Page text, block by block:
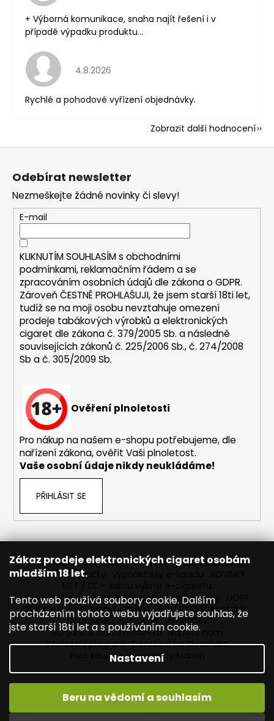
Zákaz prodeje elektronických cigaret osobám
mladším 18 let.
Tento web používá soubory cookie. Dalším
procházením tohoto webu vyjadřujete souhlas, že
jste starší 18ti let a s používáním cookie.
Nastavení
Beru na vědomí a souhlasím
+ Výborná komunikace, snaha najít řešení i v
případě výpadku produktu...
Hodnocení obchodu je 5 z 5 hvězdiček.
4.8.2026
Rychlé a pohodové vyřízení objednávky.
Zobrazit další hodnocení
Odebírat newsletter
Nezmeškejte žádné novinky či slevy!
E-mail
KLIKNUTÍM SOUHLASÍM s obchodními
podmínkami,reklamačním řádem a se
zpracováním osobních údajů dle zákona oGDPR.
Zároveň ČESTNĚ PROHLAŠUJI, že jsem starší 18ti let,
tudíž se na moji osobu nevztahuje omezení
prodeje tabákových výrobků a elektronických
cigaret dle zákona č. 379/2005 Sb. a následně
souvisejících zákonů č. 225/2006 Sb., č. 274/2008
Sb a č. 305/2009 Sb.
Ověření plnoletosti
Pro nákup na našem e-shopu potřebujeme, dle
nařízení zákona, ověřit Vaši plnoletost.
Vaše osobní údaje nikdy neukládáme!
PŘIHLÁSIT SE
Reklamace Obchodní podmínky Sledování zásilek
Prodávané značky
Míchání bází a boosteru Imperia Newslettery
Slovník pojmů Mapa serveru HLÍDACÍ PES Kontakty
Dopravné / poštovné VÝPRODEJ
ecigareta Marion Heureka Napište nám
Věrnostní program Doručení na Slovensko
Proč koupit od ecigarety Marion
Vytvořil Shoptet
Copyright 2026Ecigareta Marion. Všechna práva